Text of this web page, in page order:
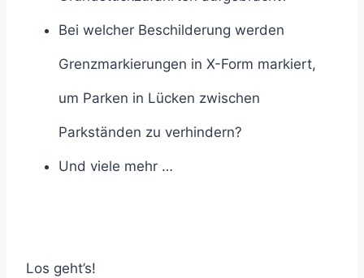
Bei welcher Beschilderung werden
Grenzmarkierungen in X-Form markiert,
um Parken in Lücken zwischen
Parkständen zu verhindern?
Und viele mehr …
Los geht’s!